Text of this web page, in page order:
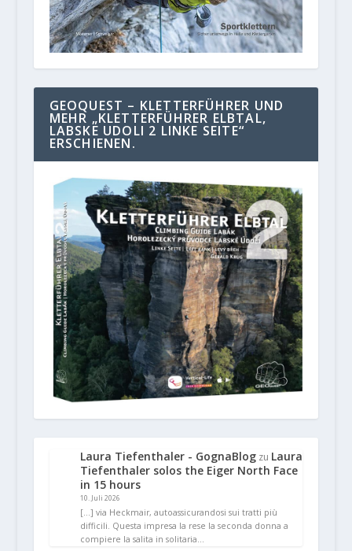
GEOQUEST – KLETTERFÜHRER UND
MEHR „KLETTERFÜHRER ELBTAL,
LABSKE UDOLI 2 LINKE SEITE“
ERSCHIENEN.
Laura Tiefenthaler - GognaBlogzu Laura
Tiefenthaler solos the Eiger North Face
in 15 hours
10. Juli 2026
[…] via Heckmair, autoassicurandosi sui tratti più
difficili. Questa impresa la rese la seconda donna a
compiere la salita in solitaria…